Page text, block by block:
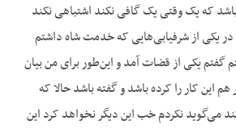
که یک وقتی یک گافی نکند اشتباهی نکند
در یکی از شرفیابی‌هایی که خدمت شاه داشتم
گفتم یکی از قضات آمد و این‌طور برای من بیان
این کار را کرده باشد و گفته باشد حالا که
می‌گوید نکردم خب این دیگر نخواهد کرد این